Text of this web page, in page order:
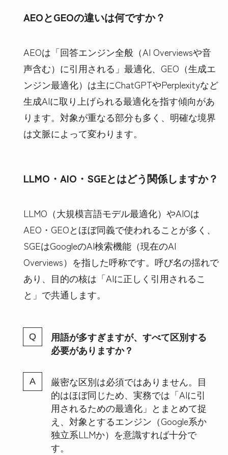
AEOとGEOの違いは何ですか？
AEOは「回答エンジン全般（AI Overviewsや音
声含む）に引用される」最適化、GEO（生成エ
ンジン最適化）は主にChatGPTやPerplexityなど
生成AIに取り上げられる最適化を指す傾向があ
ります。対象が重なる部分も多く、明確な境界
は文脈によって変わります。
LLMO・AIO・SGEとはどう関係しますか？
LLMO（大規模言語モデル最適化）やAIOは
AEO・GEOとほぼ同義で使われることが多く、
SGEはGoogleのAI検索機能（現在のAI
Overviews）を指した呼称です。呼び名の揺れで
あり、目的の核は「AIに正しく引用されるこ
と」で共通します。
用語が多すぎますが、すべて区別する
必要がありますか？
厳密な区別は必須ではありません。目
的はほぼ同じため、実務では「AIに引
用されるための最適化」とまとめて捉
え、対象とするエンジン（Google系か
独立系LLMか）を意識すれば十分で
す。